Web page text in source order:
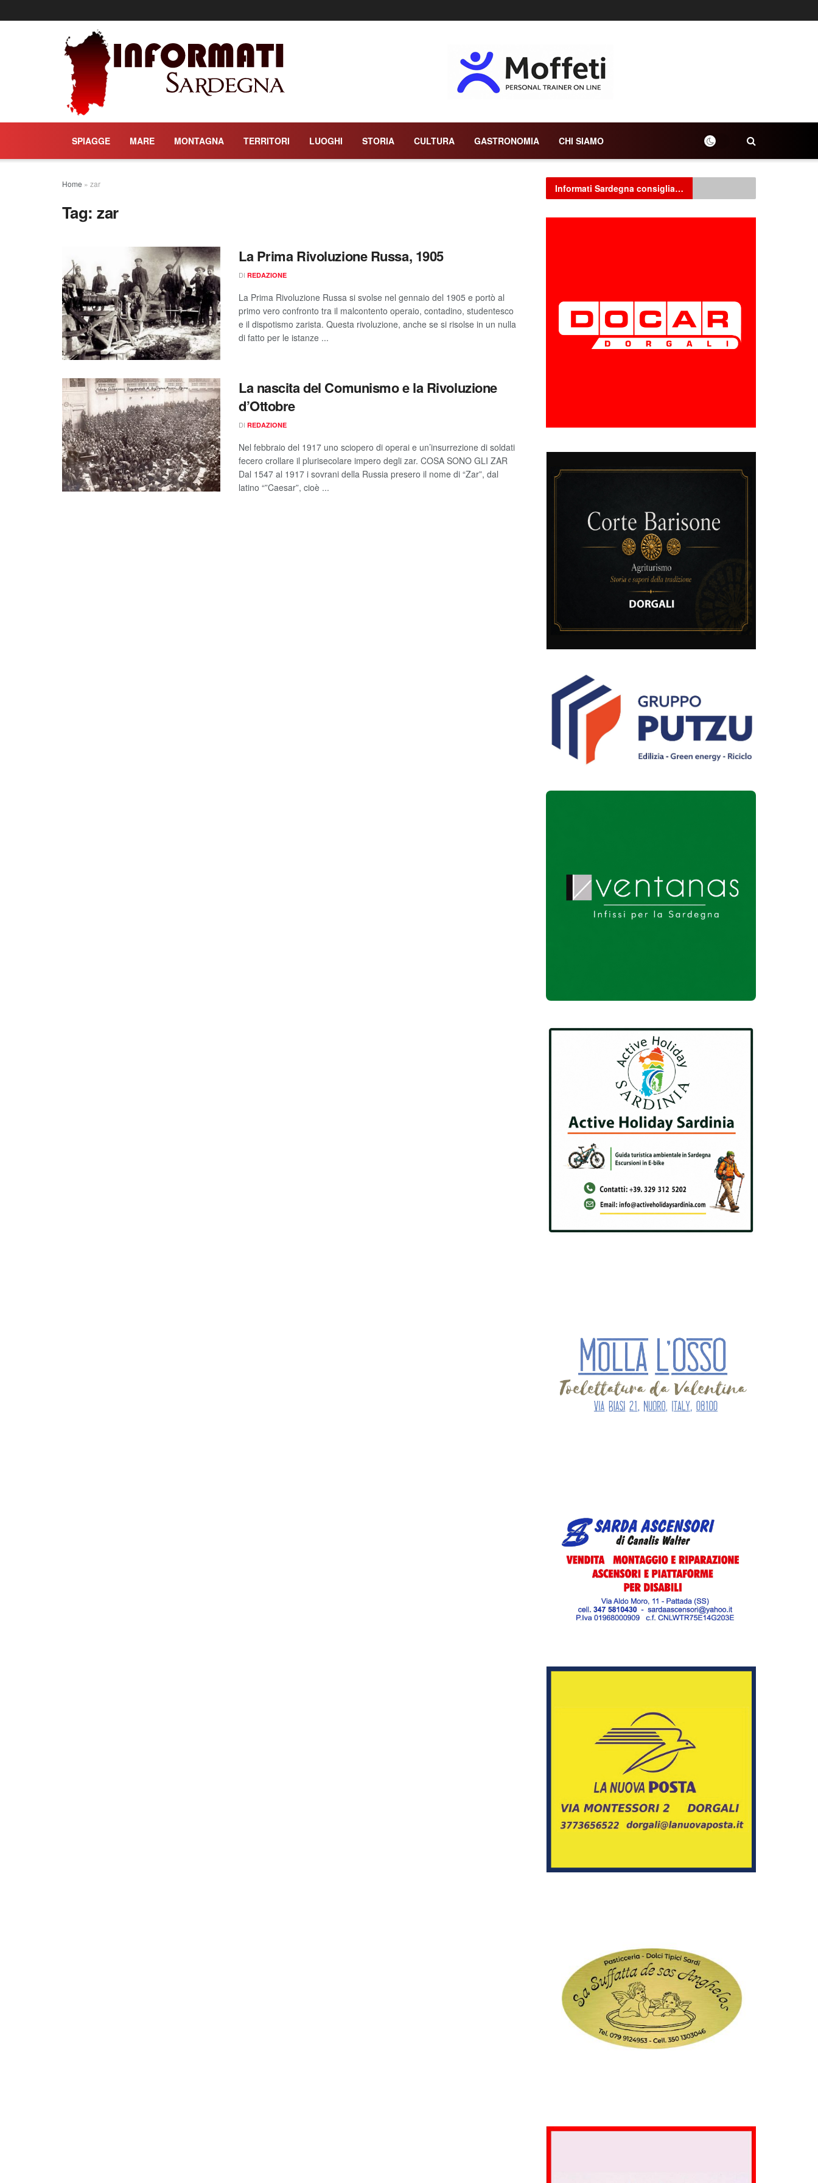
SPIAGGE MARE MONTAGNA TERRITORI LUOGHI STORIA CULTURA GASTRONOMIA CHI SIAMO
Home » zar
Tag:zar
La Prima Rivoluzione Russa, 1905
DI REDAZIONE
La Prima Rivoluzione Russa si svolse nel gennaio del 1905 e portò al
primo vero confronto tra il malcontento operaio, contadino, studentesco
e il dispotismo zarista. Questa rivoluzione, anche se si risolse in un nulla
di fatto per le istanze ...
La nascita del Comunismo e la Rivoluzione
d’Ottobre
DI REDAZIONE
Nel febbraio del 1917 uno sciopero di operai e un’insurrezione di soldati
fecero crollare il plurisecolare impero degli zar. COSA SONO GLI ZAR
Dal 1547 al 1917 i sovrani della Russia presero il nome di “Zar”, dal
latino “”Caesar”, cioè ...
Informati Sardegna consiglia…